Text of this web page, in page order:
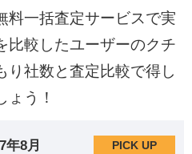
料一括査定サービスで実
比較したユーザーのクチ
り社数と査定比較で得し
ょう！
年8月 PICK UP